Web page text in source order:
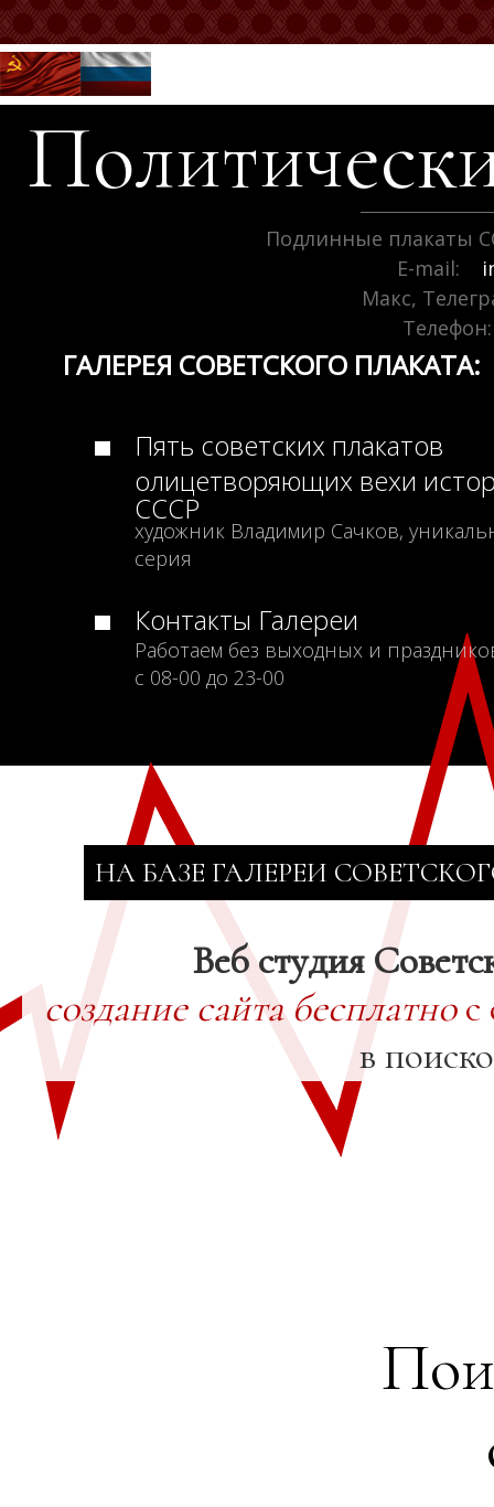
Подлинные плакаты
E-mail:
Макс,
Телефон:
ГАЛЕРЕЯ СОВЕТСКОГО ПЛАКАТА:
Пять советских плакатов
олицетворяющих вехи
СССР
художник Владимир Сачков,
серия
Контакты Галереи
Работаем без выходных и
с 08-00 до 23-00
НА БАЗЕ ГАЛЕРЕИ
Веб студия
создание сайта бесплатнос
в